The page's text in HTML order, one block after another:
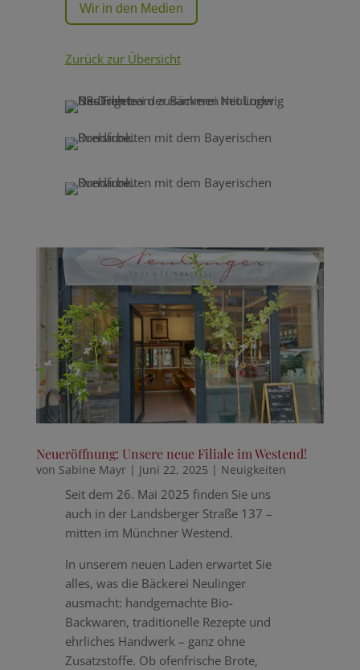
Wir in den Medien
Zurück zur Übersicht
Neueröffnung: Unsere neue Filiale im Westend!
von Sabine Mayr| Juni 22, 2025 | Neuigkeiten
Seit dem 26. Mai 2025 finden Sie uns
auch in der Landsberger Straße 137 –
mitten im Münchner Westend.
In unserem neuen Laden erwartet Sie
alles, was die Bäckerei Neulinger
ausmacht: handgemachte Bio-
Backwaren, traditionelle Rezepte und
ehrliches Handwerk – ganz ohne
Zusatzstoffe. Ob ofenfrische Brote,